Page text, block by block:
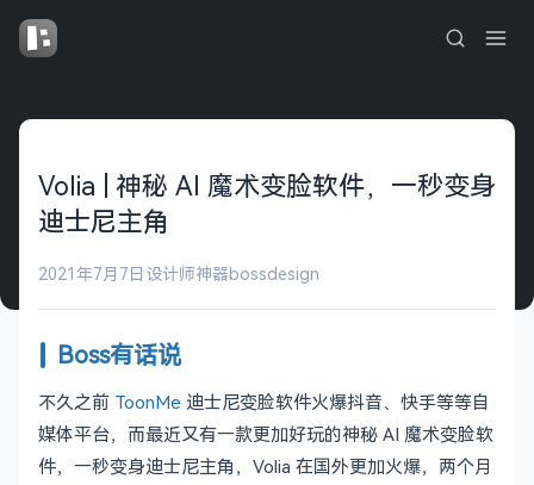
Volia | 神秘 AI 魔术变脸软件，一秒变身
迪士尼主角
2021年7月7日 设计师神器bossdesign
Boss有话说
不久之前 ToonMe 迪士尼变脸软件火爆抖音、快手等等自
媒体平台，而最近又有一款更加好玩的神秘 AI 魔术变脸软
件，一秒变身迪士尼主角，Volia 在国外更加火爆，两个月